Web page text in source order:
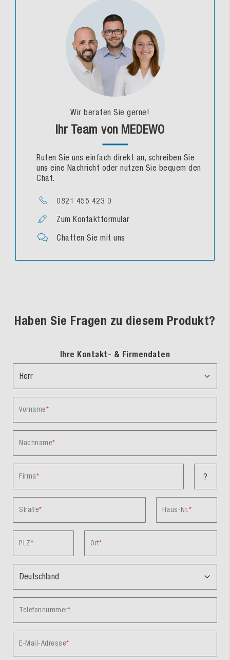
Wir beraten Sie gerne!
Ihr Team von MEDEWO
Rufen Sie uns einfach direkt an, schreiben Sie
uns eine Nachricht oder nutzen Sie bequem den
Chat.
0821 455 423 0
Zum Kontaktformular
Chatten Sie mit uns
Haben Sie Fragen zu diesem Produkt?
Ihre Kontakt- & Firmendaten
Vorname
Nachname
Firma ?
Straße Haus-Nr.
PLZ Ort
Telefonnummer
E-Mail-Adresse